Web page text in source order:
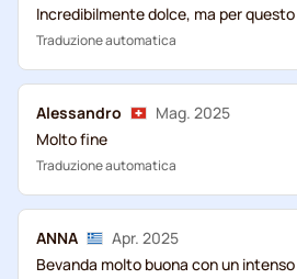
Incredibilmente dolce, ma per
Traduzione automatica
Alessandro
Mag. 2025
Molto fine
Traduzione automatica
ANNA
Apr. 2025
Bevanda molto buona con un